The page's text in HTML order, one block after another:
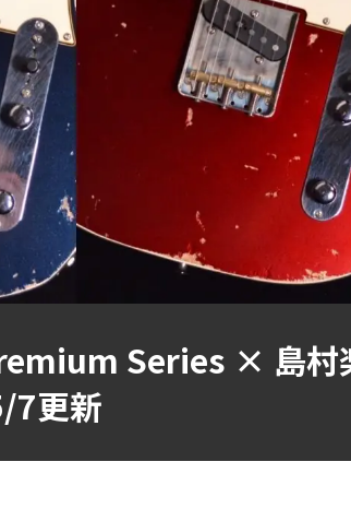
Series × 島
更新